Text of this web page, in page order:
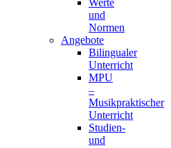
Werte
und
Normen
Angebote
Bilingualer
Unterricht
MPU
–
Musikpraktischer
Unterricht
Studien-
und